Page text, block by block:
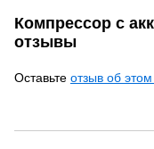
Компрессор с
отзывы
Оставьте отзыв об